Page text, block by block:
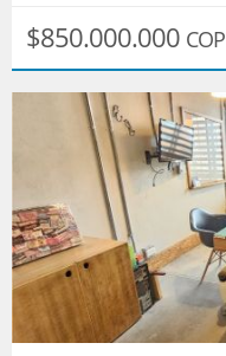
$850.000.000 COP